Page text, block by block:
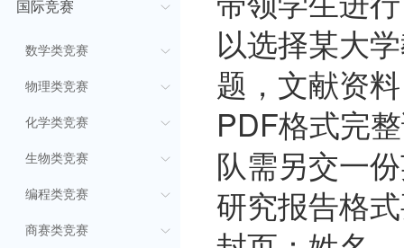
国际竞赛
数学类竞赛
物理类竞赛
化学类竞赛
生物类竞赛
编程类竞赛
商赛类竞赛
以选择某大
题，文献资
PDF格式完
队需另交一
研究报告格